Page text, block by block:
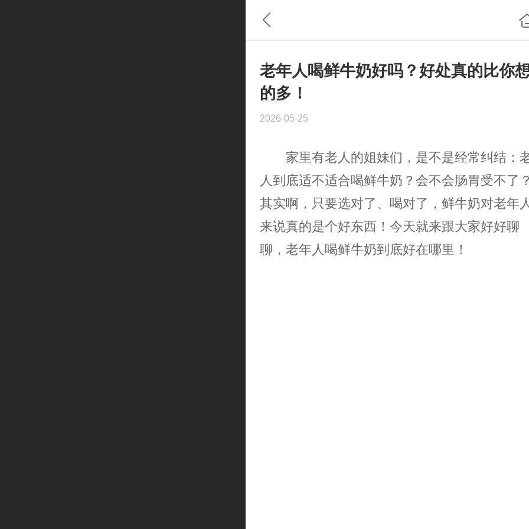
老年人喝鲜牛奶好吗？好处真的比你
的多！
2026-05-25
家里有老人的姐妹们，是不是经常纠结：
人到底适不适合喝鲜牛奶？会不会肠胃受不了？
其实啊，只要选对了、喝对了，鲜牛奶对老年
来说真的是个好东西！今天就来跟大家好好聊
聊，老年人喝鲜牛奶到底好在哪里！